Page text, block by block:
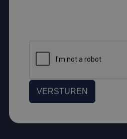
VERSTUREN